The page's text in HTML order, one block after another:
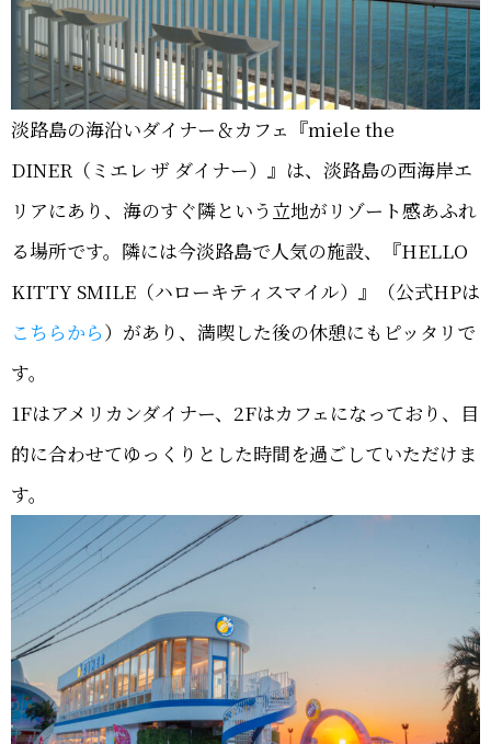
淡路島の海沿いダイナー＆カフェ『miele the
DINER（ミエレ ザ ダイナー）』は、淡路島の西海岸エ
リアにあり、海のすぐ隣という立地がリゾート感あふれ
る場所です。隣には今淡路島で人気の施設、『HELLO
KITTY SMILE（ハローキティスマイル）』（公式HPは
こちらから）があり、満喫した後の休憩にもピッタリで
す。
1Fはアメリカンダイナー、2Fはカフェになっており、目
的に合わせてゆっくりとした時間を過ごしていただけま
す。